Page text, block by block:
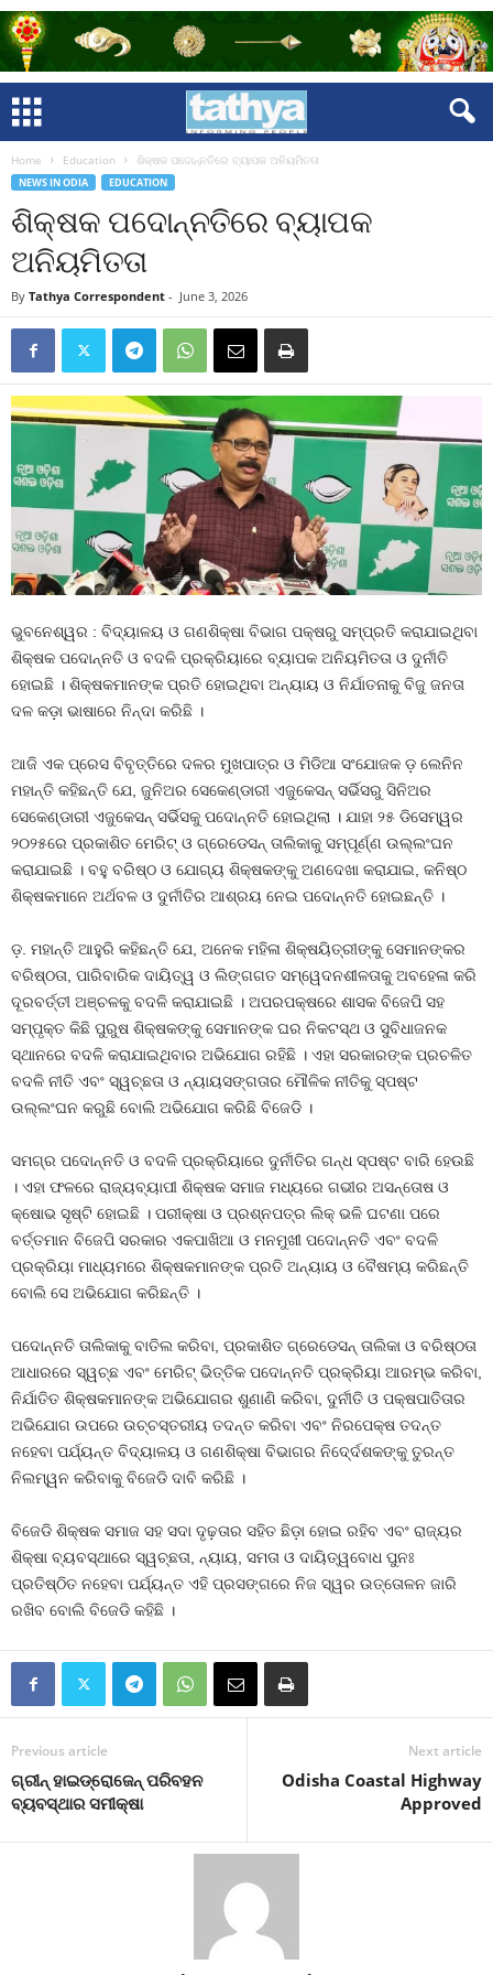
Home Education ଶିକ୍ଷକ ପଦୋନ୍ନତିରେ ବ୍ୟାପକ ଅନିୟମିତତା
NEWS IN ODIA EDUCATION
ଶିକ୍ଷକ ପଦୋନ୍ନତିରେ ବ୍ୟାପକ
ଅନିୟମିତତା
By Tathya Correspondent - June 3, 2026
ଭୁବନେଶ୍ୱର : ବିଦ୍ୟାଳୟ ଓ ଗଣଶିକ୍ଷା ବିଭାଗ ପକ୍ଷରୁ ସମ୍ପ୍ରତି କରାଯାଇଥିବା
ଶିକ୍ଷକ ପଦୋନ୍ନତି ଓ ବଦଳି ପ୍ରକ୍ରିୟାରେ ବ୍ୟାପକ ଅନିୟମିତତା ଓ ଦୁର୍ନୀତି
ହୋଇଛି । ଶିକ୍ଷକମାନଙ୍କ ପ୍ରତି ହୋଇଥିବା ଅନ୍ୟାୟ ଓ ନିର୍ଯାତନାକୁ ବିଜୁ ଜନତା
ଦଳ କଡ଼ା ଭାଷାରେ ନିନ୍ଦା କରିଛି ।
ଆଜି ଏକ ପ୍ରେସ ବିବୃତ୍ତିରେ ଦଳର ମୁଖପାତ୍ର ଓ ମିଡିଆ ସଂଯୋଜକ ଡ଼ ଲେନିନ
ମହାନ୍ତି କହିଛନ୍ତି ଯେ, ଜୁନିଅର ସେକେଣ୍ଡାରୀ ଏଜୁକେସନ୍ ସର୍ଭିସରୁ ସିନିଅର
ସେକେଣ୍ଡାରୀ ଏଜୁକେସନ୍ ସର୍ଭିସକୁ ପଦୋନ୍ନତି ହୋଇଥିଲା । ଯାହା ୨୫ ଡିସେମ୍ୱର
୨୦୨୫ରେ ପ୍ରକାଶିତ ମେରିଟ୍ ଓ ଗ୍ରେଡେସନ୍ ତାଲିକାକୁ ସମ୍ପୂର୍ଣ୍ଣ ଉଲ୍ଲଂଘନ
କରାଯାଇଛି । ବହୁ ବରିଷ୍ଠ ଓ ଯୋଗ୍ୟ ଶିକ୍ଷକଙ୍କୁ ଅଣଦେଖା କରାଯାଇ, କନିଷ୍ଠ
ଶିକ୍ଷକମାନେ ଅର୍ଥବଳ ଓ ଦୁର୍ନୀତିର ଆଶ୍ରୟ ନେଇ ପଦୋନ୍ନତି ହୋଇଛନ୍ତି ।
ଡ଼. ମହାନ୍ତି ଆହୁରି କହିଛନ୍ତି ଯେ, ଅନେକ ମହିଳା ଶିକ୍ଷୟିତ୍ରୀଙ୍କୁ ସେମାନଙ୍କର
ବରିଷ୍ଠତା, ପାରିବାରିକ ଦାୟିତ୍ୱ ଓ ଲିଙ୍ଗଗତ ସମ୍ୱେଦନଶୀଳତାକୁ ଅବହେଳା କରି
ଦୂରବର୍ତ୍ତୀ ଅଞ୍ଚଳକୁ ବଦଳି କରାଯାଇଛି । ଅପରପକ୍ଷରେ ଶାସକ ବିଜେପି ସହ
ସମ୍ପୃକ୍ତ କିଛି ପୁରୁଷ ଶିକ୍ଷକଙ୍କୁ ସେମାନଙ୍କ ଘର ନିକଟସ୍ଥ ଓ ସୁବିଧାଜନକ
ସ୍ଥାନରେ ବଦଳି କରାଯାଇଥିବାର ଅଭିଯୋଗ ରହିଛି । ଏହା ସରକାରଙ୍କ ପ୍ରଚଳିତ
ବଦଳି ନୀତି ଏବଂ ସ୍ୱଚ୍ଛତା ଓ ନ୍ୟାୟସଙ୍ଗତାର ମୌଳିକ ନୀତିକୁ ସ୍ପଷ୍ଟ
ଉଲ୍ଲଂଘନ କରୁଛି ବୋଲି ଅଭିଯୋଗ କରିଛି ବିଜେଡି ।
ସମଗ୍ର ପଦୋନ୍ନତି ଓ ବଦଳି ପ୍ରକ୍ରିୟାରେ ଦୁର୍ନୀତିର ଗନ୍ଧ ସ୍ପଷ୍ଟ ବାରି ହେଉଛି
। ଏହା ଫଳରେ ରାଜ୍ୟବ୍ୟାପୀ ଶିକ୍ଷକ ସମାଜ ମଧ୍ୟରେ ଗଭୀର ଅସନ୍ତୋଷ ଓ
କ୍ଷୋଭ ସୃଷ୍ଟି ହୋଇଛି । ପରୀକ୍ଷା ଓ ପ୍ରଶ୍ନପତ୍ର ଲିକ୍ ଭଳି ଘଟଣା ପରେ
ବର୍ତ୍ତମାନ ବିଜେପି ସରକାର ଏକପାଖିଆ ଓ ମନମୁଖୀ ପଦୋନ୍ନତି ଏବଂ ବଦଳି
ପ୍ରକ୍ରିୟା ମାଧ୍ୟମରେ ଶିକ୍ଷକମାନଙ୍କ ପ୍ରତି ଅନ୍ୟାୟ ଓ ବୈଷମ୍ୟ କରିଛନ୍ତି
ବୋଲି ସେ ଅଭିଯୋଗ କରିଛନ୍ତି ।
ପଦୋନ୍ନତି ତାଲିକାକୁ ବାତିଲ କରିବା, ପ୍ରକାଶିତ ଗ୍ରେଡେସନ୍ ତାଲିକା ଓ ବରିଷ୍ଠତା
ଆଧାରରେ ସ୍ୱଚ୍ଛ ଏବଂ ମେରିଟ୍ ଭିତ୍ତିକ ପଦୋନ୍ନତି ପ୍ରକ୍ରିୟା ଆରମ୍ଭ କରିବା,
ନିର୍ଯାତିତ ଶିକ୍ଷକମାନଙ୍କ ଅଭିଯୋଗର ଶୁଣାଣି କରିବା, ଦୁର୍ନୀତି ଓ ପକ୍ଷପାତିତାର
ଅଭିଯୋଗ ଉପରେ ଉଚ୍ଚସ୍ତରୀୟ ତଦନ୍ତ କରିବା ଏବଂ ନିରପେକ୍ଷ ତଦନ୍ତ
ନହେବା ପର୍ଯ୍ୟନ୍ତ ବିଦ୍ୟାଳୟ ଓ ଗଣଶିକ୍ଷା ବିଭାଗର ନିଦେ୍ର୍ଦଶକଙ୍କୁ ତୁରନ୍ତ
ନିଲମ୍ୱନ କରିବାକୁ ବିଜେଡି ଦାବି କରିଛି ।
ବିଜେଡି ଶିକ୍ଷକ ସମାଜ ସହ ସଦା ଦୃଢ଼ତାର ସହିତ ଛିଡ଼ା ହୋଇ ରହିବ ଏବଂ ରାଜ୍ୟର
ଶିକ୍ଷା ବ୍ୟବସ୍ଥାରେ ସ୍ୱଚ୍ଛତା, ନ୍ୟାୟ, ସମତା ଓ ଦାୟିତ୍ୱବୋଧ ପୁନଃ
ପ୍ରତିଷ୍ଠିତ ନହେବା ପର୍ଯ୍ୟନ୍ତ ଏହି ପ୍ରସଙ୍ଗରେ ନିଜ ସ୍ୱର ଉତ୍ତୋଳନ ଜାରି
ରଖିବ ବୋଲି ବିଜେଡି କହିଛି ।
Previous article
ଗ୍ରୀନ୍ ହାଇଡ୍ରୋଜେନ୍ ପରିବହନ
ବ୍ୟବସ୍ଥାର ସମୀକ୍ଷା
Next article
Odisha Coastal Highway
Approved